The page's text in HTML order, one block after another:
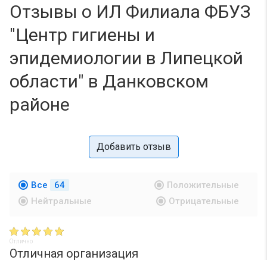
Отзывы о ИЛ Филиала ФБУЗ
"Центр гигиены и
эпидемиологии в Липецкой
области" в Данковском
районе
Добавить отзыв
Все 64
Положительные
Нейтральные
Отрицательные
Отлично
Отличная организация